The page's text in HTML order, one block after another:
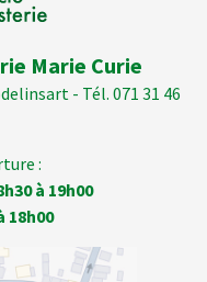
Marie Curie
- Tél. 071 31 46
:
à 19h00
18h00